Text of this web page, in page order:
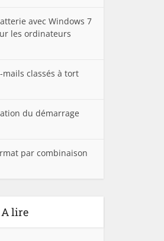
avec Windows 7
les ordinateurs
mails classés à tort
du démarrage
par combinaison
A lire